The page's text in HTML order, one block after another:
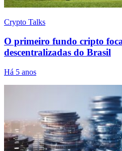
Crypto Talks
O primeiro fundo cripto
descentralizadas do Brasil
Há 5 anos